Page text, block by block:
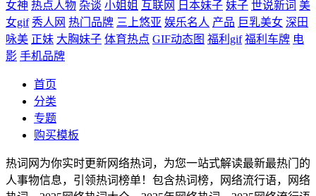
女神 热点人物 杂谈 小姐姐 互联网 日本妹子 妹子 世说新词 美
女gif 秀人网 热门品牌 三上悠亚 娱乐名人 产品 巨乳美女 深田
咏美 正妹 大胸妹子 体育热点 GIF动态图 福利gif 福利车牌 电
影 手机品牌
首页
分类
专题
购买模板
热词网为你实时更新网络热词，为您一站式解读最新最热门的
人事物信息，引领热词榜单！包含热词榜，网络流行语，网络